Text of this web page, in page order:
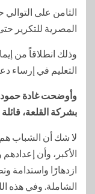
الثامن على
المصرية للتكرير حتى الآن
وذلك انطلاقاً من
التعليم في إرساء
وأوضحت غادة
بشركة القلعة، قائلة
لا شك أن الشباب هم
الأكبر، وأن
ازدهارًا واستدامة
الشاملة. وفي هذه